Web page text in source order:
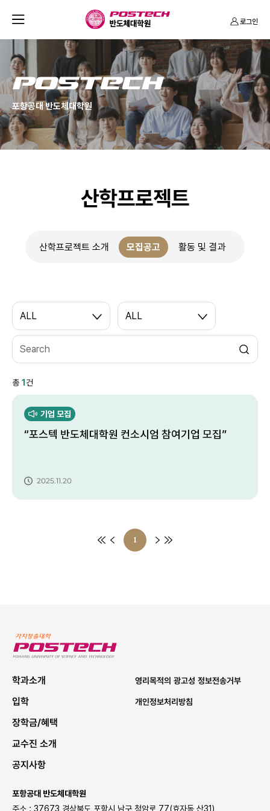
열
기
반
대
학
원
로그인
P
O
S
T
E
포항공대 반도체대학원
산학프로젝트
산학프로젝트 소개 모집공고 활동 및 결과
총 1 건
ALL ALL
기업 모집
“포스텍 반도체대학원 컨소시엄 참여기업 모집”
2025.11.20
1
P
O
S
E
C
H
포항공대 반도체대학원
주소 : 37673 경상북도 포항시 남구 청암로 77(효자동 산31)
학과소개
입학
장학금/혜택
교수진 소개
공지사항
영리목적의 광고성 정보전송거부
개인정보처리방침